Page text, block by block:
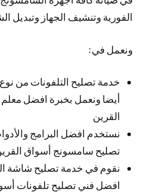
الفورية وتنشيف الجهاز وتبديل
ونعمل في:
خدمة تصليح التلفونات من
أيضا ونعمل بخبرة افضل
القرين
نستخدم افضل البرامج
تصليح سامسونج أسواق
نقوم في خدمة تصليح شاشة
افضل فني تصليح تلفونات